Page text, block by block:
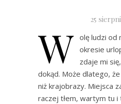
25
W olę ludzi od
okresie
zdaje mi
dokąd. Może dlatego,
niż krajobrazy. Miejsca
raczej tłem, wartym tu i